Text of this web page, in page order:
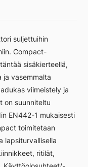
suljettuihin
Compact-
sisäkierteellä,
ja vasemmalta
viimeistely ja
on suunniteltu
EN442-1 mukaisesti
toimitetaan
lapsiturvallisella
ritilät,